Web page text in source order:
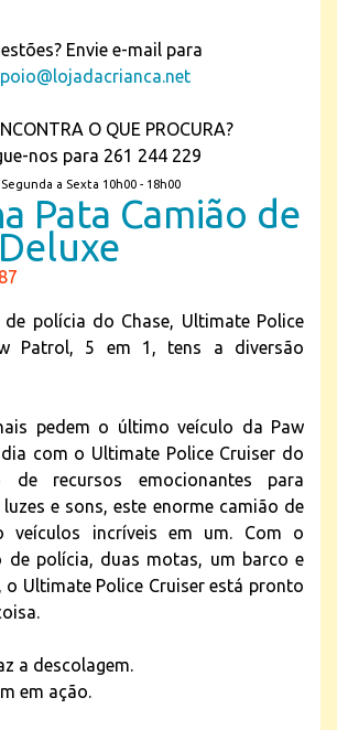
Envie e-mail para
O QUE PROCURA?
nos para 261 244 229
Segunda a Sexta 10h00 - 18h00
Pata Camião de
polícia do Chase, Ultimate Police
Patrol, 5 em 1, tens a diversão
pedem o último veículo da Paw
com o Ultimate Police Cruiser do
de recursos emocionantes para
e sons, este enorme camião de
veículos incríveis em um. Com o
de polícia, duas motas, um barco e
o Ultimate Police Cruiser está pronto
a descolagem.
em ação.